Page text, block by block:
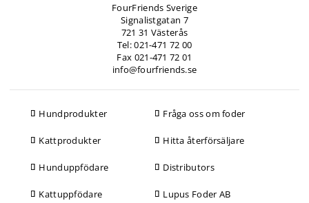
FourFriends Sverige
Signalistgatan 7
721 31 Västerås
Tel: 021-471 72 00
Fax 021-471 72 01
info@fourfriends.se
Hundprodukter
Kattprodukter
Hunduppfödare
Kattuppfödare
Fråga oss om foder
Hitta återförsäljare
Distributors
Lupus Foder AB